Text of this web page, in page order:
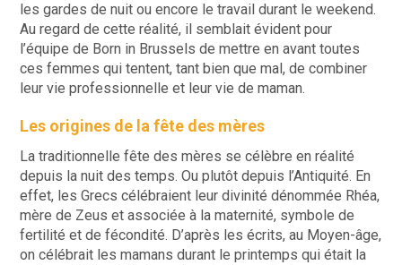
les gardes de nuit ou encore le travail durant le weekend.
Au regard de cette réalité, il semblait évident pour
l’équipe de Born in Brussels de mettre en avant toutes
ces femmes qui tentent, tant bien que mal, de combiner
leur vie professionnelle et leur vie de maman.
Les origines de la fête des mères
La traditionnelle fête des mères se célèbre en réalité
depuis la nuit des temps. Ou plutôt depuis l’Antiquité. En
effet, les Grecs célébraient leur divinité dénommée Rhéa,
mère de Zeus et associée à la maternité, symbole de
fertilité et de fécondité. D’après les écrits, au Moyen-âge,
on célébrait les mamans durant le printemps qui était la